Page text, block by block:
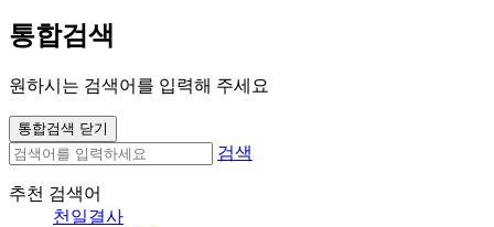
통합검색
원하시는 검색어를 입력해 주세요
통합검색 닫기
검색
추천 검색어
천일결사